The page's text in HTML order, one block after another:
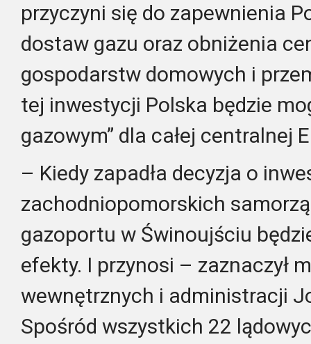
przyczyni się do zapewnienia
dostaw gazu oraz obniżenia
gospodarstw domowych i
tej inwestycji Polska będzie
gazowym” dla całej centralnej
– Kiedy zapadła decyzja o
zachodniopomorskich
gazoportu w Świnoujściu
efekty. I przynosi – zaznaczył
wewnętrznych i administracji
Spośród wszystkich 22